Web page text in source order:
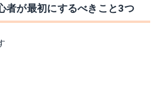
者が最初にするべきこと3つ